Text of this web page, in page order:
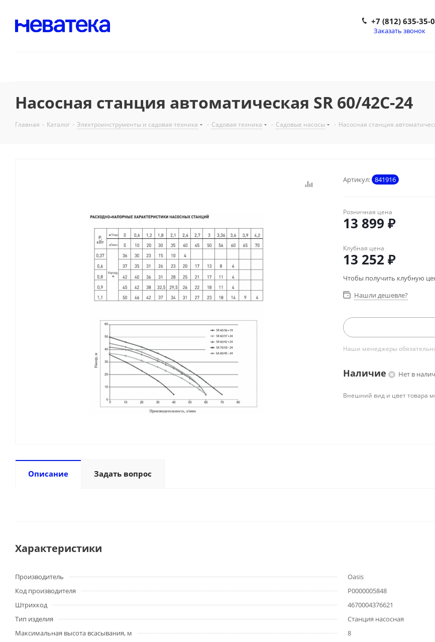
+7 (812) 635-35-
Заказать звонок
Насосная станция автоматическая SR 60/42С-24
Главная - Каталог - Электроинструменты и садовая техника - Садовая техника - Садовые насосы - Насосная станция
Артикул: 841916
Розничная цена
13 899 ₽
Клубная цена
13 252 ₽
Чтобы получить клубную
Нашли дешевле?
Наши менеджеры
Наличие Нет в
Внешний вид и цвет товара
Описание Задать вопрос
Характеристики
Производитель
Oasis
Код производителя
Р0000005848
Штрихкод
4670004376621
Тип изделия
Станция насосная
Максимальная высота всасывания, м
8